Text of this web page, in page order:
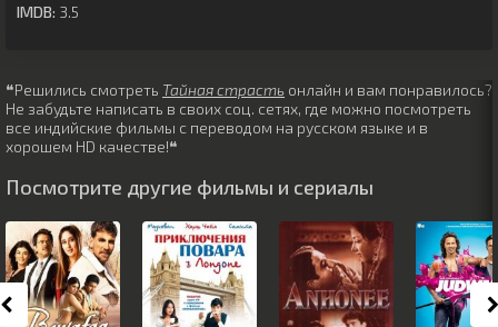
IMDB: 3.5
❝Решились смотреть Тайная страсть онлайн и вам понравилось?
Не забудьте написать в своих соц. сетях, где можно посмотреть
все индийские фильмы с переводом на русском языке и в
хорошем HD качестве!❝
Посмотрите другие фильмы и сериалы